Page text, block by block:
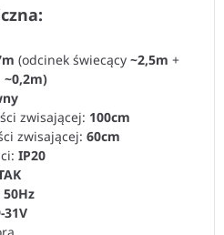
(odcinek świecący ~2,5m +
~0,2m)
zwisającej: 100cm
zwisającej: 60cm
IP20
50Hz
31V